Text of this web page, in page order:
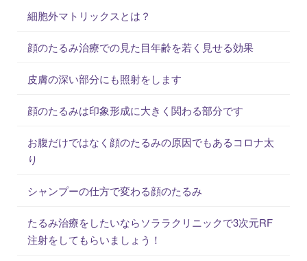
細胞外マトリックスとは？
顔のたるみ治療での見た目年齢を若く見せる効果
皮膚の深い部分にも照射をします
顔のたるみは印象形成に大きく関わる部分です
お腹だけではなく顔のたるみの原因でもあるコロナ太
り
シャンプーの仕方で変わる顔のたるみ
たるみ治療をしたいならソララクリニックで3次元RF
注射をしてもらいましょう！